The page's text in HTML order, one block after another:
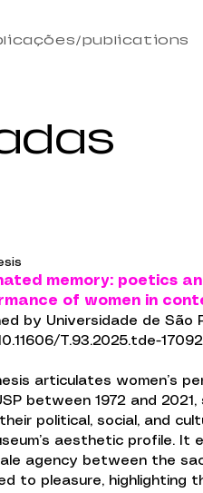
publications
memory: poetics
of women in
by Universidade de São
T.93.2025.tde-
articulates women’s
between 1972 and
political, social, and
aesthetic profile. It
agency between the
to pleasure, highlighting